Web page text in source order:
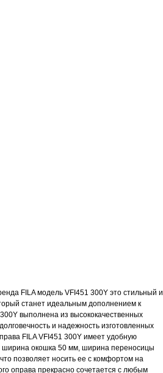
FILA модель VFI451 300Y это стильный и
станет идеальным дополнением к
выполнена из высококачественных
и надежность изготовленных
FILA VFI451 300Y имеет удобную
ширина окошка 50 мм, ширина переносицы
позволяет носить ее с комфортом на
оправа прекрасно сочетается с любым